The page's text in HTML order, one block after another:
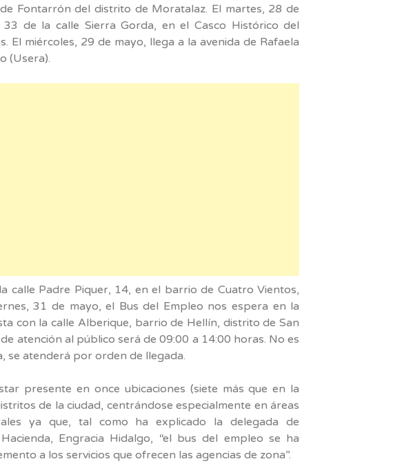
Fontarrón del distrito de Moratalaz. El martes, 28 de
de la calle Sierra Gorda, en el Casco Histórico del
El miércoles, 29 de mayo, llega a la avenida de Rafaela
(Usera).
calle Padre Piquer, 14, en el barrio de Cuatro Vientos,
31 de mayo, el Bus del Empleo nos espera en la
con la calle Alberique, barrio de Hellín, distrito de San
atención al público será de 09:00 a 14:00 horas. No es
se atenderá por orden de llegada.
presente en once ubicaciones (siete más que en la
de la ciudad, centrándose especialmente en áreas
ya que, tal como ha explicado la delegada de
Engracia Hidalgo, “el bus del empleo se ha
a los servicios que ofrecen las agencias de zona”.